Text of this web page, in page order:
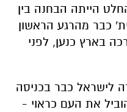
הייתה הבחנה בין
' כבר מהרגע הראשון
בארץ כנען, לפני
לישראל כבר בכניסה
את העם כראוי -